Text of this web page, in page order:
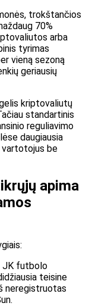
trokštančios
70%
arba
tyrimas
vieną sezoną
geriausių
kriptovaliutų
standartinis
reguliavimo
daugiausia
vartotojus be
apima
JK futbolo
teisine
neregistruotas